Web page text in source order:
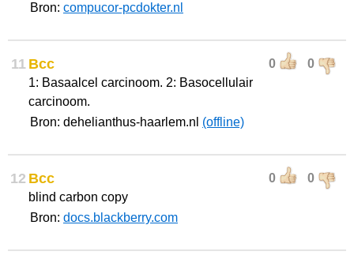
Bron: compucor-pcdokter.nl
11 0 0
Bcc
1: Basaalcel carcinoom. 2: Basocellulair
carcinoom.
Bron: dehelianthus-haarlem.nl (offline)
12 0 0
Bcc
blind carbon copy
Bron: docs.blackberry.com